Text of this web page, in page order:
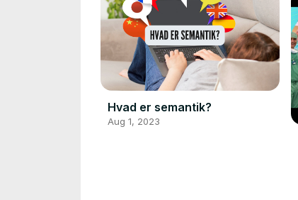
Hvad er semantik?
Aug 1, 2023